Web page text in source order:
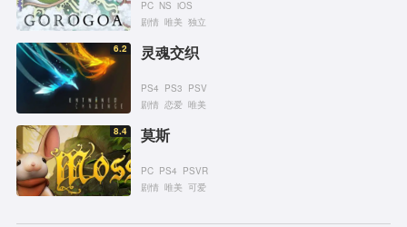
PC NS iOS
剧情 唯美 独立
6.2 灵魂交织
PS4 PS3 PSV
剧情 恋爱 唯美
8.4 莫斯
PC PS4 PSVR
剧情 唯美 可爱